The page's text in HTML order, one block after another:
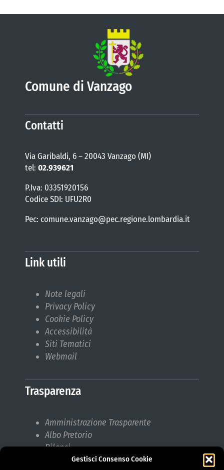
Gestisci Consenso Cookie
Comune di Vanzago
Contatti
Via Garibaldi, 6 – 20043 Vanzago (MI)
tel: 02.939621
P.Iva: 03351920156
Codice SDI: UFU2R0
Pec: comune.vanzago@pec.regione.lombardia.it
Link utili
Note legali
Privacy Policy
Cookie Policy
Accessibilità
Siti Tematici
Webmail
Trasparenza
Amministrazione Trasparente
Albo Pretorio
Bilanci
Bandi di gara